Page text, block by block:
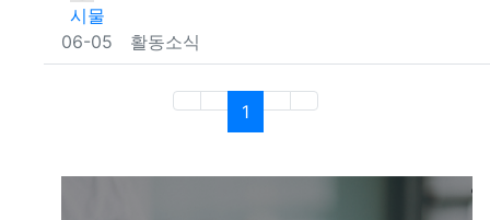
시물
등록일
06-05 활동소식
1(current)